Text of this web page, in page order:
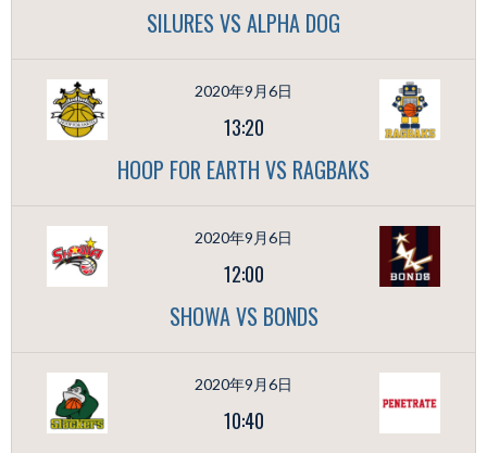
SILURES VS ALPHA DOG
2020年9月6日
13:20
HOOP FOR EARTH VS RAGBAKS
2020年9月6日
12:00
SHOWA VS BONDS
2020年9月6日
10:40